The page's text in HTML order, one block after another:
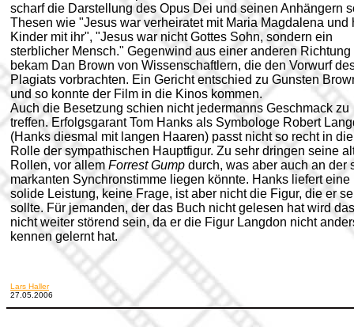
scharf die Darstellung des Opus Dei und seinen Anhängern
Thesen wie "Jesus war verheiratet mit Maria Magdalena und
Kinder mit ihr", "Jesus war nicht Gottes Sohn, sondern ein
sterblicher Mensch." Gegenwind aus einer anderen Richtung
bekam Dan Brown von Wissenschaftlern, die den Vorwurf
Plagiats vorbrachten. Ein Gericht entschied zu Gunsten
und so konnte der Film in die Kinos kommen.
Auch die Besetzung schien nicht jedermanns Geschmack zu
treffen. Erfolgsgarant Tom Hanks als Symbologe Robert
(Hanks diesmal mit langen Haaren) passt nicht so recht in die
Rolle der sympathischen Hauptfigur. Zu sehr dringen seine
Rollen, vor allem Forrest Gump durch, was aber auch an der
markanten Synchronstimme liegen könnte. Hanks liefert eine
solide Leistung, keine Frage, ist aber nicht die Figur, die er
sollte. Für jemanden, der das Buch nicht gelesen hat wird das
nicht weiter störend sein, da er die Figur Langdon nicht
kennen gelernt hat.
Lars Haller
27.05.2006